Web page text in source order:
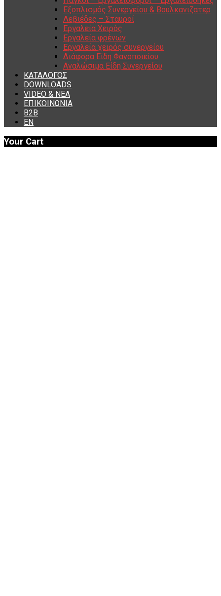
Εξοπλισμός Συνεργείου & Βουλκανιζατερ
Λεβιέδες – Σταυροί
Εργαλεία Χειρός
Εργαλεία φρένων
Εργαλεία χειρός συνεργείου
Διάφορα Είδη Φανοποιείου
Αναλώσιμα Είδη Συνεργείου
ΚΑΤΑΛΟΓΟΣ
DOWNLOADS
VIDEO & ΝΕΑ
ΕΠΙΚΟΙΝΩΝΙΑ
B2B
ΕΝ
Your Cart